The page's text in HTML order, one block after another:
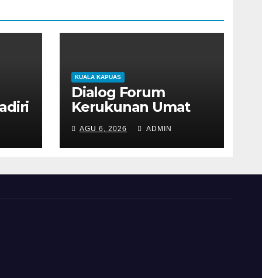
KUALA KAPUAS
Dialog Forum
Kerukunan Umat
Kecamatan Kapuas
Murung
AGU 6, 2026 ADMIN